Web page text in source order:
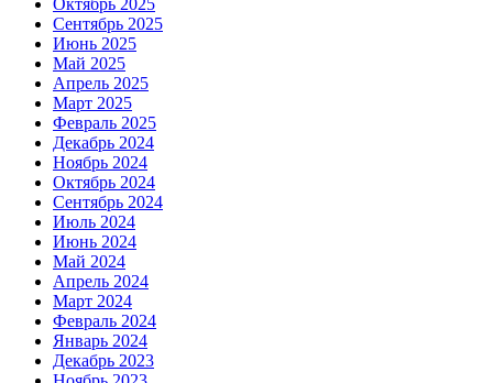
Октябрь 2025
Сентябрь 2025
Июнь 2025
Май 2025
Апрель 2025
Март 2025
Февраль 2025
Декабрь 2024
Ноябрь 2024
Октябрь 2024
Сентябрь 2024
Июль 2024
Июнь 2024
Май 2024
Апрель 2024
Март 2024
Февраль 2024
Январь 2024
Декабрь 2023